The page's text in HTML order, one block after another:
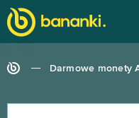
Darmowe monety